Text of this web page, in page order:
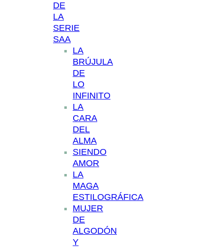
DE
LA
SERIE
SAA
LA
BRÚJULA
DE
LO
INFINITO
LA
CARA
DEL
ALMA
SIENDO
AMOR
LA
MAGA
ESTILOGRÁFICA
MUJER
DE
ALGODÓN
Y